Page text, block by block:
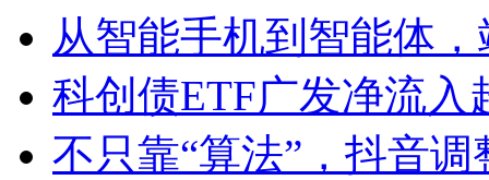
从智能手机到智能体
科创债ETF广发净流入
不只靠“算法”，抖音